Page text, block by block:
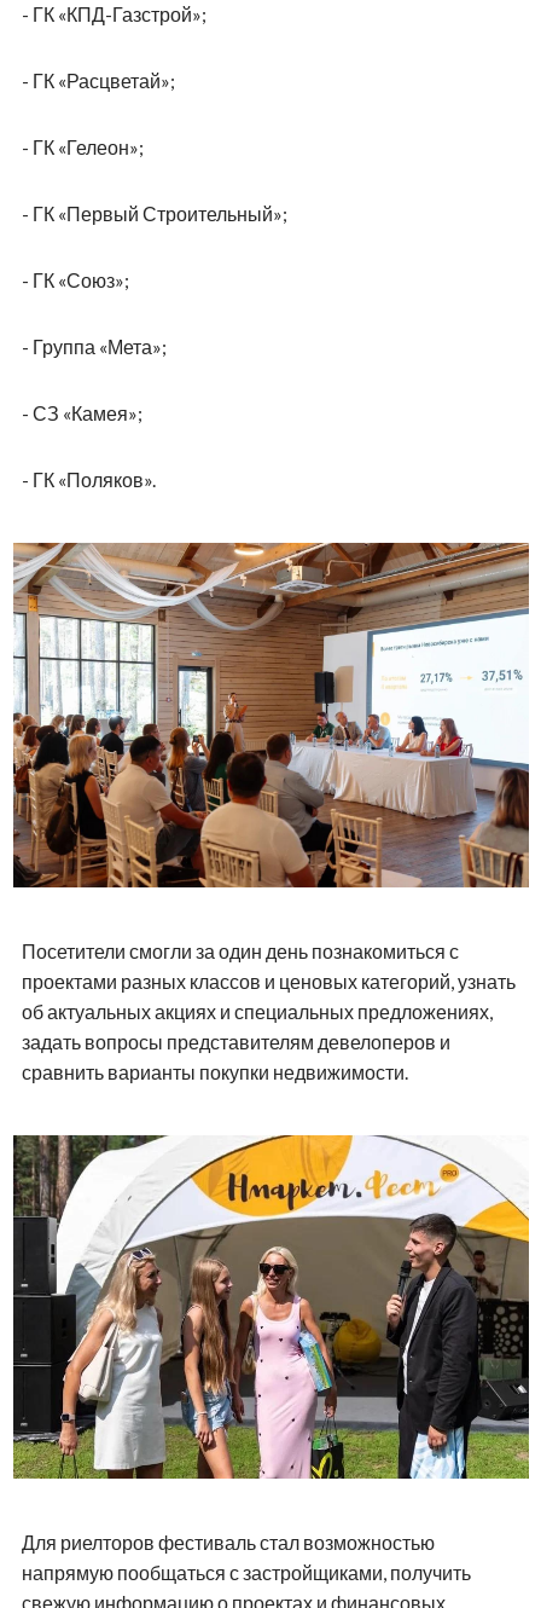
- ГК «КПД-Газстрой»;
- ГК «Расцветай»;
- ГК «Гелеон»;
- ГК «Первый Строительный»;
- ГК «Союз»;
- Группа «Мета»;
- СЗ «Камея»;
- ГК «Поляков».
Посетители смогли за один день познакомиться с
проектами разных классов и ценовых категорий, узнать
об актуальных акциях и специальных предложениях,
задать вопросы представителям девелоперов и
сравнить варианты покупки недвижимости.
Для риелторов фестиваль стал возможностью
напрямую пообщаться с застройщиками, получить
свежую информацию о проектах и финансовых